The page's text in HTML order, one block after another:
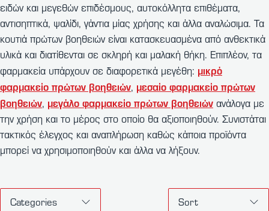
ειδών και μεγεθών επιδέσμους, αυτοκόλλητα επιθέματα,
αντισηπτικά, ψαλίδι, γάντια μίας χρήσης και άλλα αναλώσιμα. Τα
κουτιά πρώτων βοηθειών είναι κατασκευασμένα από ανθεκτικά
υλικά και διατίθενται σε σκληρή και μαλακή θήκη. Επιπλέον, τα
φαρμακεία υπάρχουν σε διαφορετικά μεγέθη: μικρό
φαρμακείο πρώτων βοηθειών, μεσαίο φαρμακείο πρώτων
βοηθειών, μεγάλο φαρμακείο πρώτων βοηθειών ανάλογα με
την χρήση και το μέρος στο οποίο θα αξιοποιηθούν. Συνιστάται
τακτικός έλεγχος και αναπλήρωση καθώς κάποια προϊόντα
μπορεί να χρησιμοποιηθούν και άλλα να λήξουν.
Categories Sort